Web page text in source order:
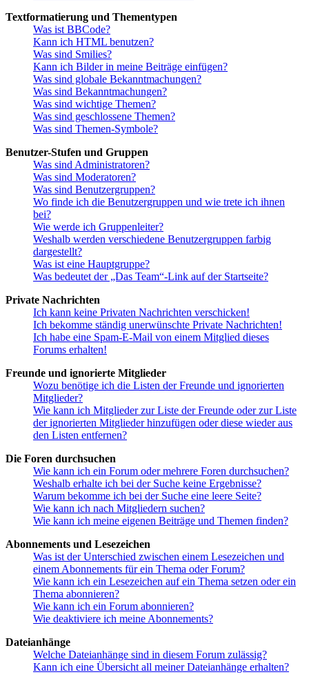
Textformatierung und Thementypen
Was ist BBCode?
Kann ich HTML benutzen?
Was sind Smilies?
Kann ich Bilder in meine Beiträge einfügen?
Was sind globale Bekanntmachungen?
Was sind Bekanntmachungen?
Was sind wichtige Themen?
Was sind geschlossene Themen?
Was sind Themen-Symbole?
Benutzer-Stufen und Gruppen
Was sind Administratoren?
Was sind Moderatoren?
Was sind Benutzergruppen?
Wo finde ich die Benutzergruppen und wie trete ich ihnen
bei?
Wie werde ich Gruppenleiter?
Weshalb werden verschiedene Benutzergruppen farbig
dargestellt?
Was ist eine Hauptgruppe?
Was bedeutet der „Das Team“-Link auf der Startseite?
Private Nachrichten
Ich kann keine Privaten Nachrichten verschicken!
Ich bekomme ständig unerwünschte Private Nachrichten!
Ich habe eine Spam-E-Mail von einem Mitglied dieses
Forums erhalten!
Freunde und ignorierte Mitglieder
Wozu benötige ich die Listen der Freunde und ignorierten
Mitglieder?
Wie kann ich Mitglieder zur Liste der Freunde oder zur Liste
der ignorierten Mitglieder hinzufügen oder diese wieder aus
den Listen entfernen?
Die Foren durchsuchen
Wie kann ich ein Forum oder mehrere Foren durchsuchen?
Weshalb erhalte ich bei der Suche keine Ergebnisse?
Warum bekomme ich bei der Suche eine leere Seite?
Wie kann ich nach Mitgliedern suchen?
Wie kann ich meine eigenen Beiträge und Themen finden?
Abonnements und Lesezeichen
Was ist der Unterschied zwischen einem Lesezeichen und
einem Abonnements für ein Thema oder Forum?
Wie kann ich ein Lesezeichen auf ein Thema setzen oder ein
Thema abonnieren?
Wie kann ich ein Forum abonnieren?
Wie deaktiviere ich meine Abonnements?
Dateianhänge
Welche Dateianhänge sind in diesem Forum zulässig?
Kann ich eine Übersicht all meiner Dateianhänge erhalten?